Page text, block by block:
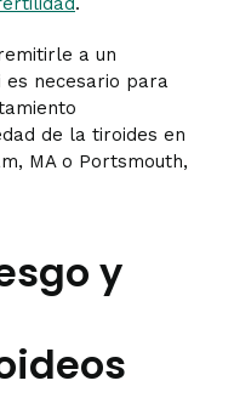
a un
es necesario para
de la tiroides en
MA o Portsmouth,
y